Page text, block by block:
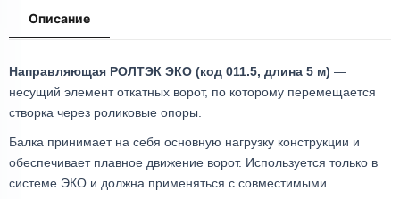
Описание
Направляющая РОЛТЭК ЭКО (код 011.5, длина 5 м) —
несущий элемент откатных ворот, по которому перемещается
створка через роликовые опоры.
Балка принимает на себя основную нагрузку конструкции и
обеспечивает плавное движение ворот. Используется только в
системе ЭКО и должна применяться с совместимыми